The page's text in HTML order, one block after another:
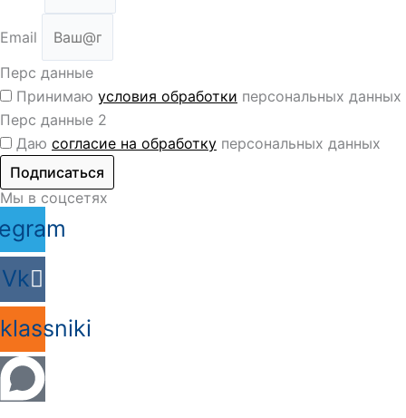
Email
Перс данные
Принимаю условия обработки персональных данных
Перс данные 2
Даю согласие на обработку персональных данных
Подписаться
Мы в соцсетях
Vk